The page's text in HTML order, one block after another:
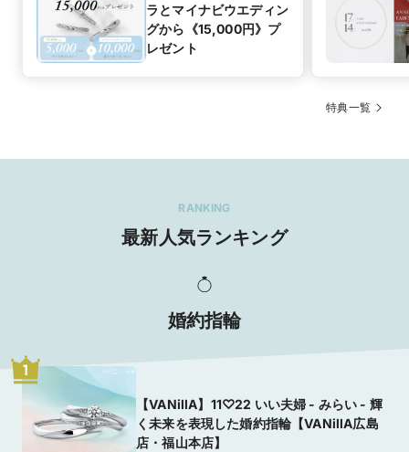
ラとマイナビウエディン
グから《15,000円》プ
レゼント
特典一覧
RANKING
最新人気ランキング
婚約指輪
1
【VANillA】11♡22 いい夫婦 - みらい - 輝
く未来を表現した婚約指輪【VANillA広島
店・福山本店】